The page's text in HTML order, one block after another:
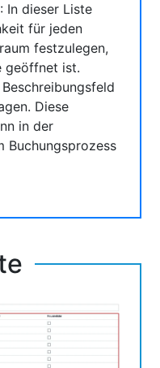
: In dieser Liste
für jeden
festzulegen,
geöffnet ist.
Diese
in der
Buchungsprozess